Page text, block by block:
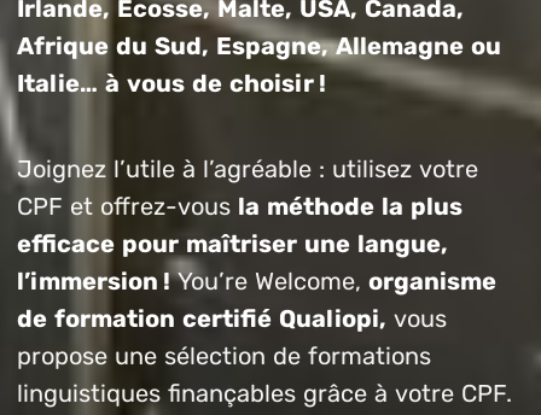
Irlande, Écosse, Malte, USA, Canada,
Afrique du Sud, Espagne, Allemagne ou
Italie… à vous de choisir !
Joignez l’utile à l’agréable : utilisez votre
CPF et offrez-vous la méthode la plus
efficace pour maîtriser une langue,
l’immersion !You’re Welcome, organisme
de formation certifié Qualiopi, vous
propose une sélection de formations
linguistiques finançables grâce à votre CPF.